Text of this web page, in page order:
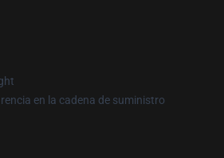
en la cadena de suministro